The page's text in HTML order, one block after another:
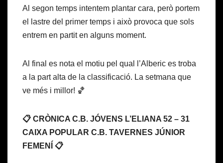
Al segon temps intentem plantar cara, però portem
el lastre del primer temps i això provoca que sols
entrem en partit en alguns moment.
Al final es nota el motiu pel qual l’Alberic es troba
a la part alta de la classificació. La setmana que
ve més i millor! 🏀
📋 CRÒNICA C.B. JÓVENS L’ELIANA 52 – 31
CAIXA POPULAR C.B. TAVERNES JÚNIOR
FEMENÍ 📋